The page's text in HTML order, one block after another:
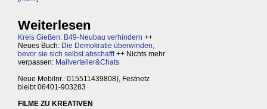
Weiterlesen
Kreis Gießen: B49-Neubau verhindern ++
Neues Buch: Die Demokratie überwinden,
bevor sie sich selbst abschafft++ Nichts mehr
verpassen: Mailverteiler&Chats
Neue Mobilnr.: 015511439808), Festnetz
bleibt 06401-903283
FILME ZU KREATIVEN